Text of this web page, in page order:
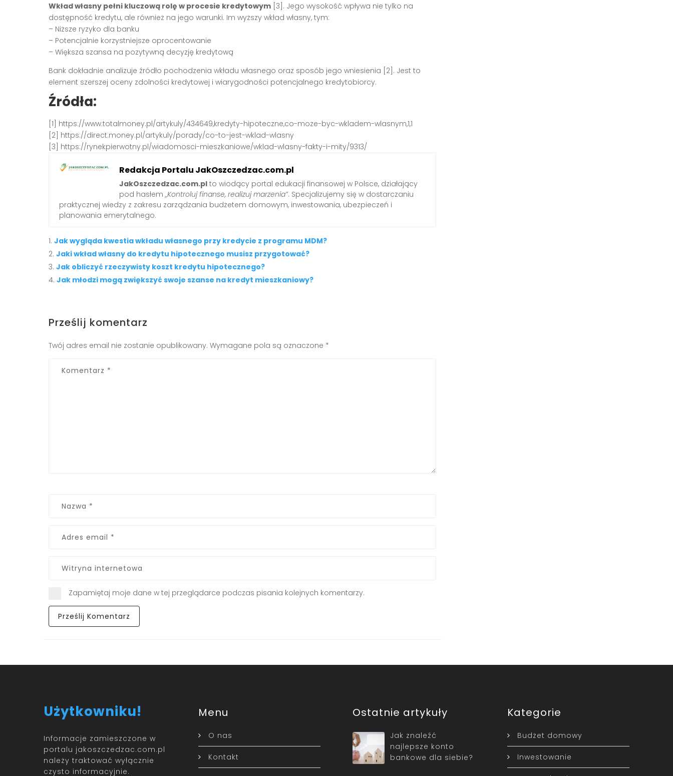
Wkład własny pełni kluczową rolę w procesie kredytowym [3]. Jego wysokość wpływa nie tylko na
dostępność kredytu, ale również na jego warunki. Im wyższy wkład własny, tym:
– Niższe ryzyko dla banku
– Potencjalnie korzystniejsze oprocentowanie
– Większa szansa na pozytywną decyzję kredytową
Bank dokładnie analizuje źródło pochodzenia wkładu własnego oraz sposób jego wniesienia [2]. Jest to
element szerszej oceny zdolności kredytowej i wiarygodności potencjalnego kredytobiorcy.
Źródła:
[1] https://www.totalmoney.pl/artykuly/434649,kredyty-hipoteczne,co-moze-byc-wkladem-wlasnym,1,1
[2] https://direct.money.pl/artykuly/porady/co-to-jest-wklad-wlasny
[3] https://rynekpierwotny.pl/wiadomosci-mieszkaniowe/wklad-wlasny-fakty-i-mity/9313/
Redakcja Portalu JakOszczedzac.com.pl
JakOszczedzac.com.pl to wiodący portal edukacji finansowej w Polsce, działający
pod hasłem „Kontroluj finanse, realizuj marzenia”. Specjalizujemy się w dostarczaniu
praktycznej wiedzy z zakresu zarządzania budżetem domowym, inwestowania, ubezpieczeń i
planowania emerytalnego.
Jak wygląda kwestia wkładu własnego przy kredycie z programu MDM?
Jaki wkład własny do kredytu hipotecznego musisz przygotować?
Jak obliczyć rzeczywisty koszt kredytu hipotecznego?
Jak młodzi mogą zwiększyć swoje szanse na kredyt mieszkaniowy?
Prześlij komentarz
Twój adres email nie zostanie opublikowany. Wymagane pola są oznaczone *
Zapamiętaj moje dane w tej przeglądarce podczas pisania kolejnych komentarzy.
Użytkowniku!
Informacje zamieszczone w
portalu jakoszczedzac.com.pl
należy traktować wyłącznie
czysto informacyjnie.
Menu
O nas
Kontakt
Ostatnie artykuły
Jak znaleźć
najlepsze konto
bankowe dla siebie?
Kategorie
Budżet domowy
Inwestowanie